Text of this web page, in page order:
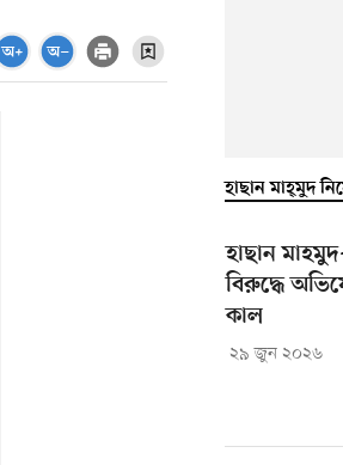
হাছান মাহ্‌মুদ
হাছান
বিরুদ্ধে
কাল
২৯ জুন ২০২৬